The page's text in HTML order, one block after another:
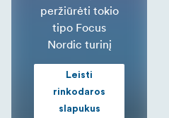
peržiūrėti tokio
tipo Focus
Nordic turinį
Leisti
rinkodaros
slapukus